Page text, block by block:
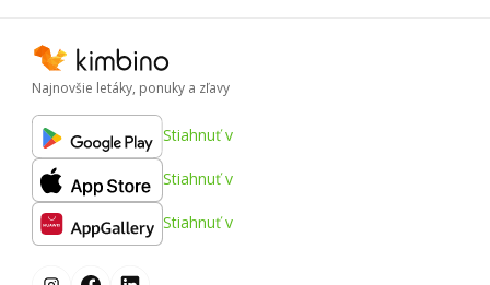
Najnovšie letáky, ponuky a zľavy
Stiahnuť v
Stiahnuť v
Stiahnuť v